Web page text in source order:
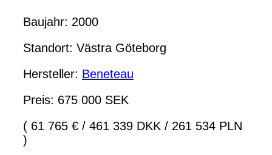
Baujahr: 2000
Standort: Västra Göteborg
Hersteller: Beneteau
Preis: 675 000 SEK
( 61 765 € / 461 339 DKK / 261 534 PLN
)